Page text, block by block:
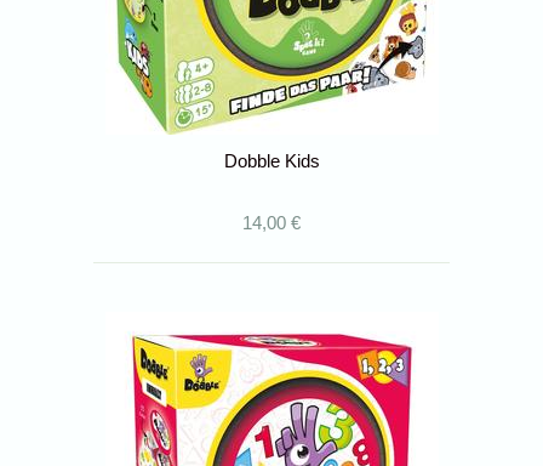
Dobble Kids
14,00 €